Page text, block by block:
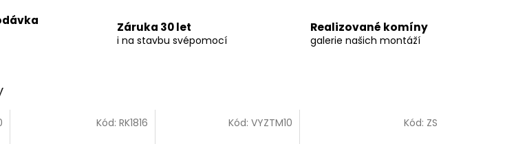
M
Záruka 30 let
i na stavbu svépomocí
Realizované komíny
galerie našich montáží
Kód: RK1816 Kód:VYZTM10 Kód: ZS